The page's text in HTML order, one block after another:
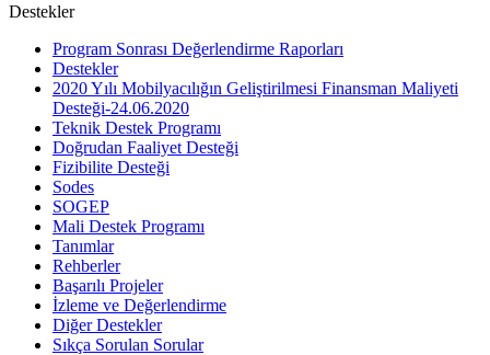
Destekler
Program Sonrası Değerlendirme Raporları
Destekler
2020 Yılı Mobilyacılığın Geliştirilmesi Finansman Maliyeti
Desteği-24.06.2020
Teknik Destek Programı
Doğrudan Faaliyet Desteği
Fizibilite Desteği
Sodes
SOGEP
Mali Destek Programı
Tanımlar
Rehberler
Başarılı Projeler
İzleme ve Değerlendirme
Diğer Destekler
Sıkça Sorulan Sorular